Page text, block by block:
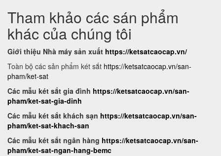
Tham khảo các sán phẩm
khác của chúng tôi
Giới thiệu Nhà máy sản xuất https://ketsatcaocap.vn/
Toàn bộ các sản phẩm két sắt https://ketsatcaocap.vn/san-
pham/ket-sat
Các mẫu két sắt gia đình https://ketsatcaocap.vn/san-
pham/ket-sat-gia-dinh
Các mẫu két sắt khách sạn https://ketsatcaocap.vn/san-
pham/ket-sat-khach-san
Các mẫu két sắt ngân hàng https://ketsatcaocap.vn/san-
pham/ket-sat-ngan-hang-bemc